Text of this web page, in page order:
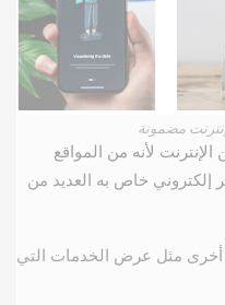
مضمونة
لأنه من المواقع
خاص به العديد من
أخرى مثل عرض الخدمات التي